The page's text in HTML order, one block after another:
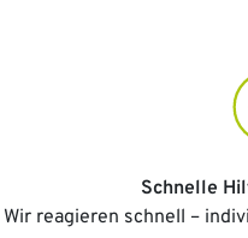
Schnelle
Wir reagieren schnell –